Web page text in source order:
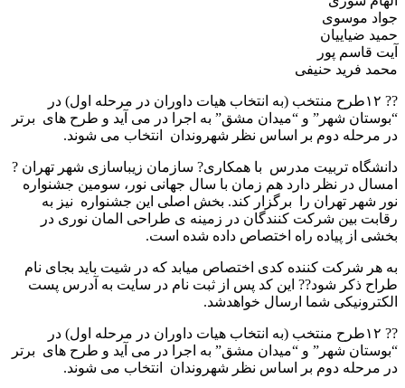
جواد موسوی
حمید ضیاییان
آیت قاسم پور
محمد فرید حنیفی
?? ۱۲طرح منتخب (به انتخاب هیات داوران در مرحله اول) در
“بوستان شهر” و “میدان مشق” به اجرا در می آید و طرح های برتر
در مرحله دوم بر اساس نظر شهروندان انتخاب می شوند.
دانشگاه تربیت مدرس با همکاری? سازمان زیباسازی شهر تهران ?
امسال در نظر دارد هم زمان با سال جهانی نور، سومین جشنواره
نور شهر تهران را برگزار کند. بخش اصلی این جشنواره نیز به
رقابت بین شرکت کنندگان در زمینه ی طراحی المان نوری در
بخشی از پیاده راه اختصاص داده شده است.
به هر شرکت کننده کدی اختصاص میابد که در شیت باید بجای نام
طراح ذکر شود?? این کد پس از ثبت نام در سایت به آدرس پست
الکترونیکی شما ارسال خواهدشد.
?? ۱۲طرح منتخب (به انتخاب هیات داوران در مرحله اول) در
“بوستان شهر” و “میدان مشق” به اجرا در می آید و طرح های برتر
در مرحله دوم بر اساس نظر شهروندان انتخاب می شوند.